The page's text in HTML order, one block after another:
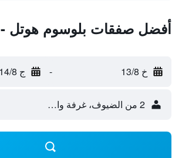
أفضل صفقات بلوسوم هوتل -
خ 13/8 - ج 14/8
2 من الضيوف، غرفة واحدة